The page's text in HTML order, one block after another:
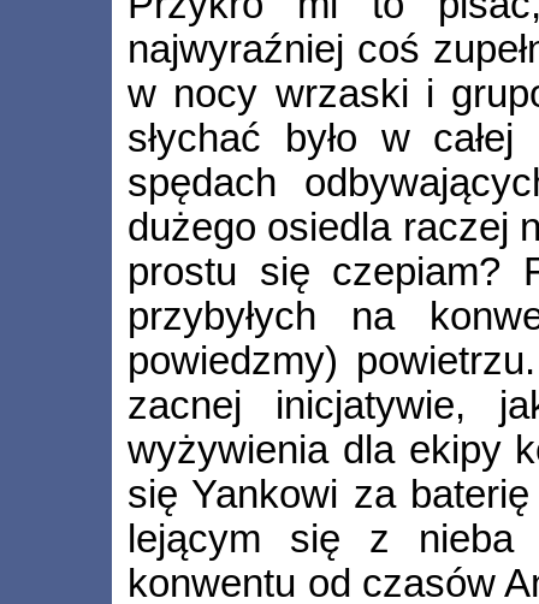
najwyraźniej coś
w nocy wrzaski i
słychać było w
spędach
dużego osiedla raczej
prostu się czepiam?
przybyłych na
powiedzmy)
zacnej inicjatywie,
wyżywienia dla ekipy
się Yankowi za
lejącym się z nieba
konwentu od czasów